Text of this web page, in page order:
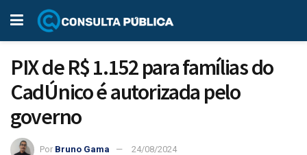
PIX de R$ 1.152 para famílias do
CadÚnico é autorizada pelo
governo
Por Bruno Gama 24/08/2024